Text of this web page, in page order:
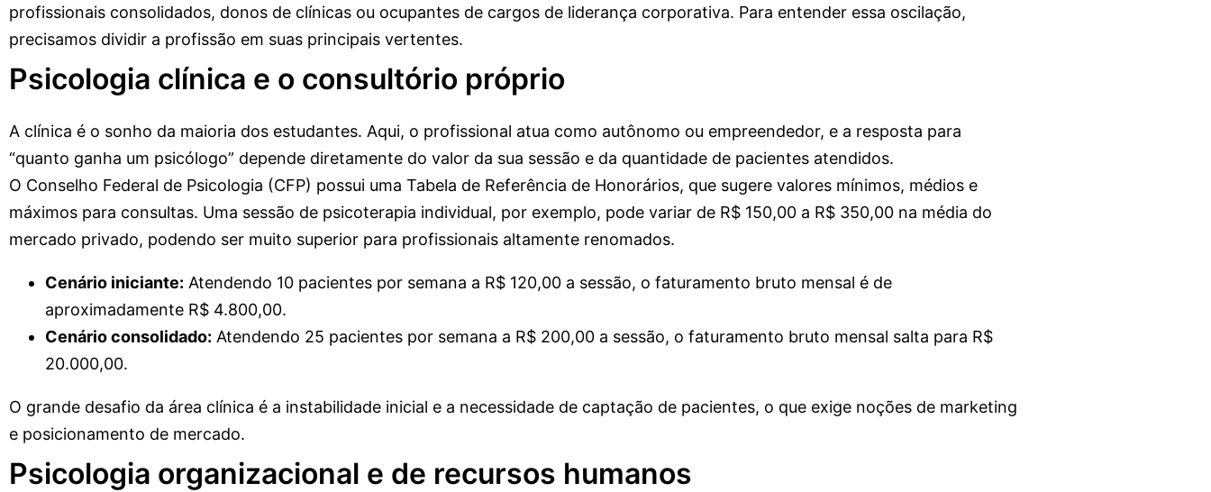
profissionais consolidados, donos de clínicas ou ocupantes de cargos de liderança corporativa. Para entender essa oscilação,
precisamos dividir a profissão em suas principais vertentes.
Psicologia clínica e o consultório próprio
A clínica é o sonho da maioria dos estudantes. Aqui, o profissional atua como autônomo ou empreendedor, e a resposta para
“quanto ganha um psicólogo” depende diretamente do valor da sua sessão e da quantidade de pacientes atendidos.
O Conselho Federal de Psicologia (CFP) possui uma Tabela de Referência de Honorários, que sugere valores mínimos, médios e
máximos para consultas. Uma sessão de psicoterapia individual, por exemplo, pode variar de R$ 150,00 a R$ 350,00 na média do
mercado privado, podendo ser muito superior para profissionais altamente renomados.
Cenário iniciante: Atendendo 10 pacientes por semana a R$ 120,00 a sessão, o faturamento bruto mensal é de
aproximadamente R$ 4.800,00.
Cenário consolidado: Atendendo 25 pacientes por semana a R$ 200,00 a sessão, o faturamento bruto mensal salta para R$
20.000,00.
O grande desafio da área clínica é a instabilidade inicial e a necessidade de captação de pacientes, o que exige noções de marketing
e posicionamento de mercado.
Psicologia organizacional e de recursos humanos